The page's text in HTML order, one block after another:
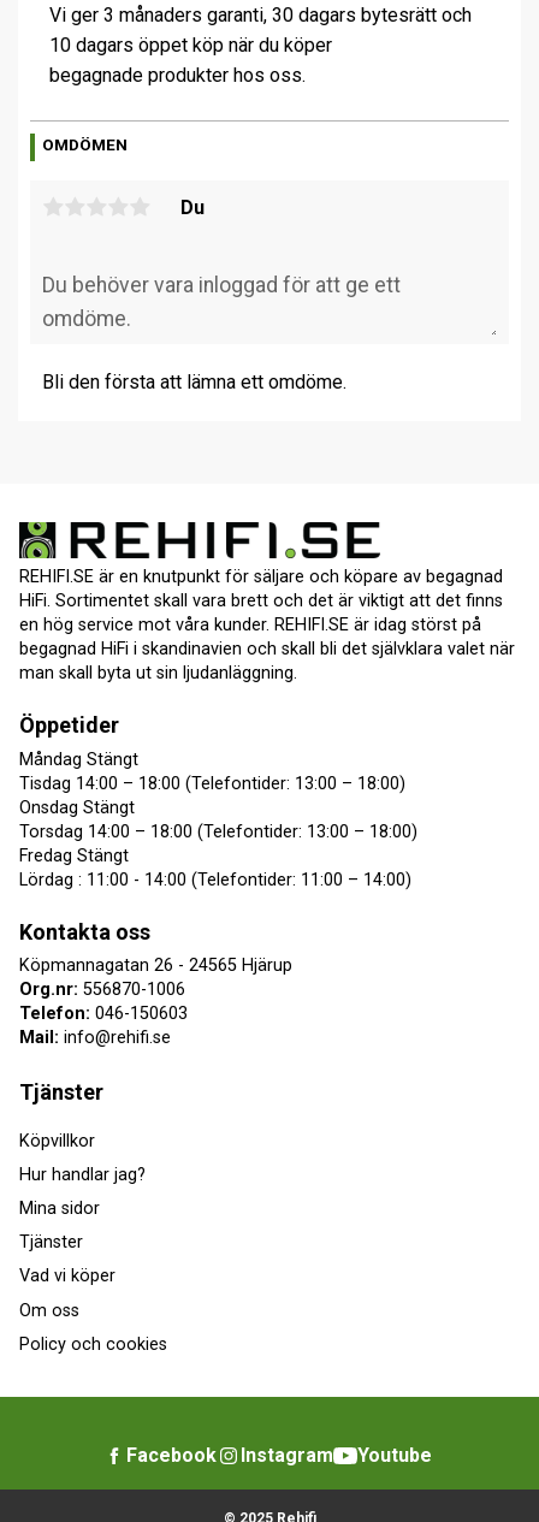
Vi ger 3 månaders garanti, 30 dagars bytesrätt och
10 dagars öppet köp när du köper
begagnade produkter hos oss.
OMDÖMEN
Du
Bli den första att lämna ett omdöme.
REHIFI.SE är en knutpunkt för säljare och köpare av begagnad
HiFi. Sortimentet skall vara brett och det är viktigt att det finns
en hög service mot våra kunder. REHIFI.SE är idag störst på
begagnad HiFi i skandinavien och skall bli det självklara valet när
man skall byta ut sin ljudanläggning.
Öppetider
Måndag Stängt
Tisdag 14:00 – 18:00 (Telefontider: 13:00 – 18:00)
Onsdag Stängt
Torsdag 14:00 – 18:00 (Telefontider: 13:00 – 18:00)
Fredag Stängt
Lördag : 11:00 - 14:00 (Telefontider: 11:00 – 14:00)
Kontakta oss
Köpmannagatan 26 - 24565 Hjärup
Org.nr: 556870-1006
Telefon: 046-150603
Mail: info@rehifi.se
Tjänster
Köpvillkor
Hur handlar jag?
Mina sidor
Tjänster
Vad vi köper
Om oss
Policy och cookies
Facebook Instagram Youtube
© 2025 Rehifi